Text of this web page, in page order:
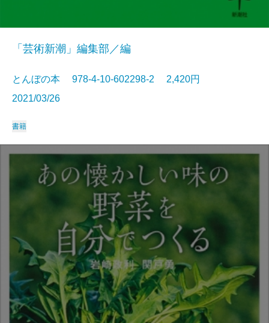
「芸術新潮」編集部／編
とんぼの本 978-4-10-602298-2 2,420円
2021/03/26
書籍